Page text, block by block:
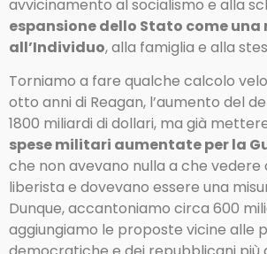
avvicinamento al socialismo e alla
espansione dello Stato come
all’Individuo, alla famiglia e alla
Torniamo a fare qualche calcolo
otto anni di Reagan, l’aumento del
1800 miliardi di dollari, ma già
spese militari aumentate per la
che non avevano nulla a che vedere
liberista e dovevano essere una
Dunque, accantoniamo circa 600
aggiungiamo le proposte vicine alle